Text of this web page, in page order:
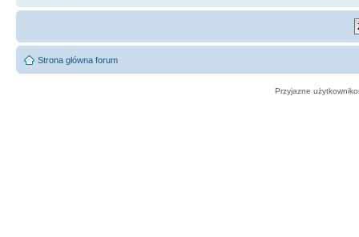
Strona główna forum
Przyjazne